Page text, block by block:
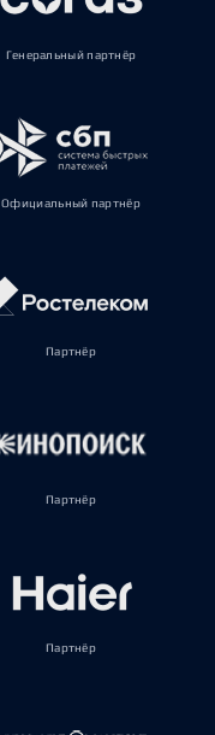
Генеральный партнёр
Официальный партнёр
Партнёр
Партнёр
Партнёр